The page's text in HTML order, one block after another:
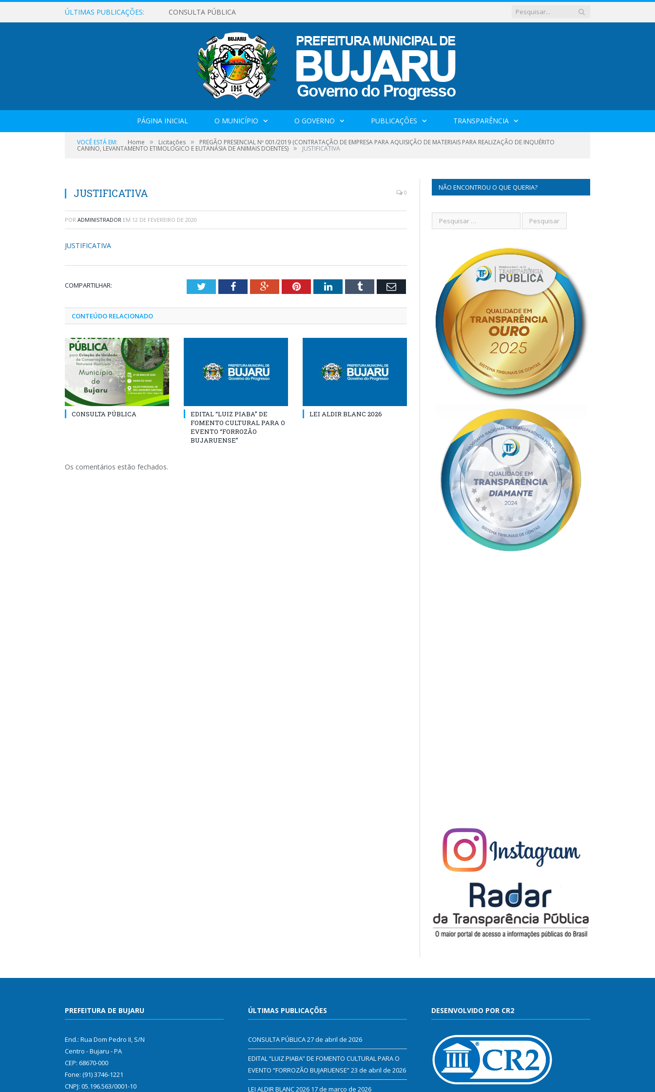
ÚLTIMAS PUBLICAÇÕES: CONSULTA PÚBLICA
PÁGINA INICIAL O MUNICÍPIO O GOVERNO PUBLICAÇÕES TRANSPARÊNCIA
VOCÊ ESTÁ EM: Home » Licitações » PREGÃO PRESENCIAL Nº 001/2019 (CONTRATAÇÃO DE EMPRESA PARA AQUISIÇÃO DE MATERIAIS PARA REALIZAÇÃO DE INQUÉRITO
CANINO, LEVANTAMENTO ETIMOLOGICO E EUTANÁSIA DE ANIMAIS DOENTES) » JUSTIFICATIVA
JUSTIFICATIVA 0
POR ADMINISTRADOR EM 12 DE FEVEREIRO DE 2020
JUSTIFICATIVA
COMPARTILHAR: TwitterFacebookGoogle+PinterestLinkedInTumblr Email
CONTEÚDO RELACIONADO
CONSULTA PÚBLICA
EDITAL “LUIZ PIABA” DE
FOMENTO CULTURAL PARA O
EVENTO “FORROZÃO
BUJARUENSE”
LEI ALDIR BLANC 2026
Os comentários estão fechados.
NÃO ENCONTROU O QUE QUERIA?
PREFEITURA DE BUJARU
End.: Rua Dom Pedro II, S/N
Centro - Bujaru - PA
CEP: 68670-000
Fone: (91) 3746-1221
CNPJ: 05.196.563/0001-10
ÚLTIMAS PUBLICAÇÕES
CONSULTA PÚBLICA27 de abril de 2026
EDITAL “LUIZ PIABA” DE FOMENTO CULTURAL PARA O
EVENTO “FORROZÃO BUJARUENSE”23 de abril de 2026
LEI ALDIR BLANC 2026 17 de março de 2026
DESENVOLVIDO POR CR2